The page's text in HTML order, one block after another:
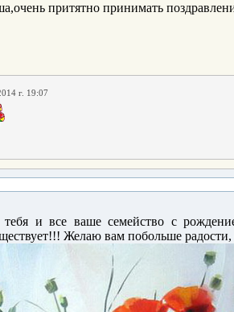
притятно принимать
г. 19:07
и все ваше семейство с
Желаю вам побольше